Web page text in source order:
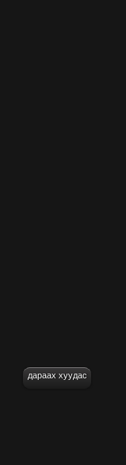
дараах хуудас